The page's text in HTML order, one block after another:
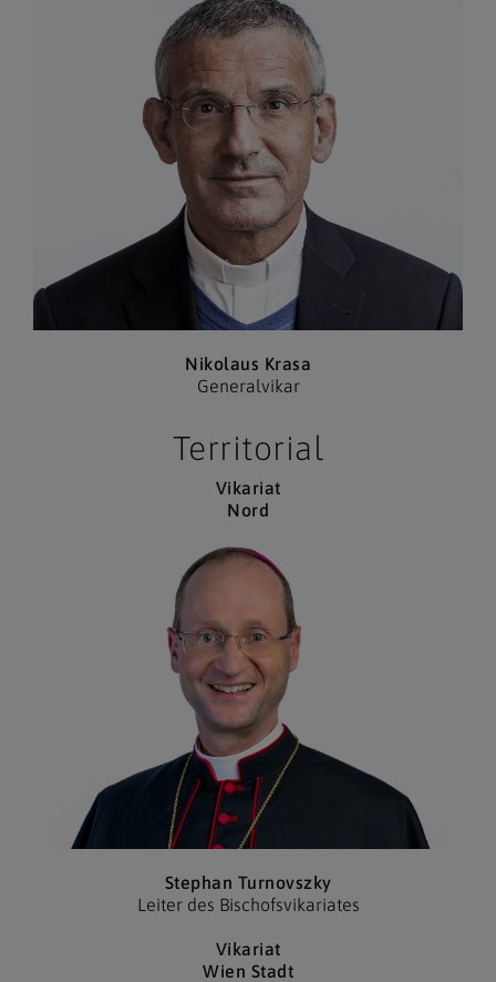
Nikolaus Krasa
Generalvikar
Territorial
Vikariat
Nord
Stephan Turnovszky
Leiter des Bischofs­vikariates
Vikariat
Wien Stadt